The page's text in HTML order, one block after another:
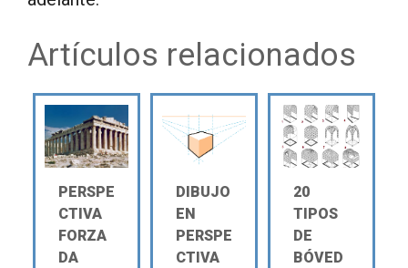
Artículos relacionados
PERSPE
CTIVA
FORZA
DA
DIBUJO
EN
PERSPE
CTIVA
20
TIPOS
DE
BÓVED